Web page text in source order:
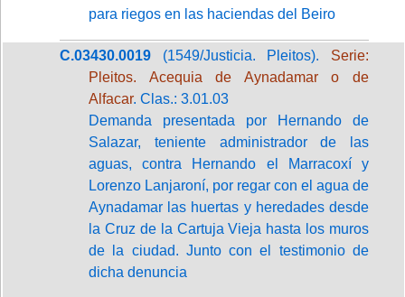
para riegos en las haciendas del Beiro
C.03430.0019 (1549/Justicia. Pleitos). Serie:
Pleitos. Acequia de Aynadamar o de
Alfacar. Clas.: 3.01.03
Demanda presentada por Hernando de
Salazar, teniente administrador de las
aguas, contra Hernando el Marracoxí y
Lorenzo Lanjaroní, por regar con el agua de
Aynadamar las huertas y heredades desde
la Cruz de la Cartuja Vieja hasta los muros
de la ciudad. Junto con el testimonio de
dicha denuncia